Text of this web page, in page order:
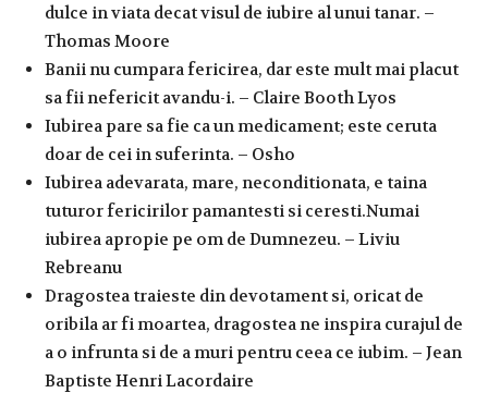
dulce in viata decat visul de iubire al unui tanar. –
Thomas Moore
Banii nu cumpara fericirea, dar este mult mai placut
sa fii nefericit avandu-i. – Claire Booth Lyos
Iubirea pare sa fie ca un medicament; este ceruta
doar de cei in suferinta. – Osho
Iubirea adevarata, mare, neconditionata, e taina
tuturor fericirilor pamantesti si ceresti.Numai
iubirea apropie pe om de Dumnezeu. – Liviu
Rebreanu
Dragostea traieste din devotament si, oricat de
oribila ar fi moartea, dragostea ne inspira curajul de
a o infrunta si de a muri pentru ceea ce iubim. – Jean
Baptiste Henri Lacordaire